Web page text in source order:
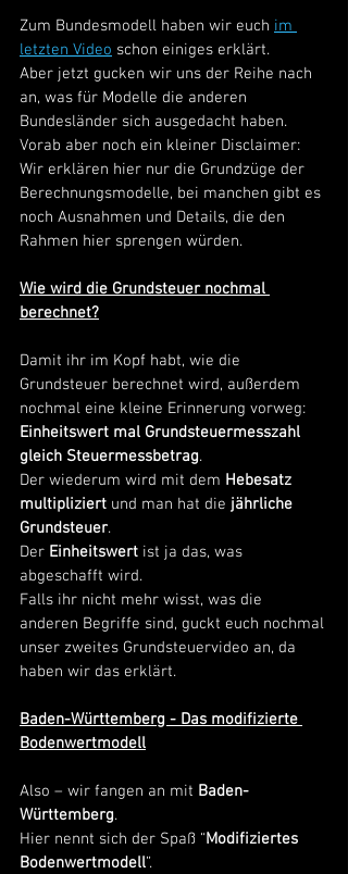
Zum Bundesmodell haben wir euch im
letzten Video schon einiges erklärt.
Aber jetzt gucken wir uns der Reihe nach
an, was für Modelle die anderen
Bundesländer sich ausgedacht haben.
Vorab aber noch ein kleiner Disclaimer:
Wir erklären hier nur die Grundzüge der
Berechnungsmodelle, bei manchen gibt es
noch Ausnahmen und Details, die den
Rahmen hier sprengen würden.
Wie wird die Grundsteuer nochmal
berechnet?
Damit ihr im Kopf habt, wie die
Grundsteuer berechnet wird, außerdem
nochmal eine kleine Erinnerung vorweg:
Einheitswert mal Grundsteuermesszahl
gleich Steuermessbetrag.
Der wiederum wird mit dem Hebesatz
multipliziert und man hat die jährliche
Grundsteuer.
Der Einheitswert ist ja das, was
abgeschafft wird.
Falls ihr nicht mehr wisst, was die
anderen Begriffe sind, guckt euch nochmal
unser zweites Grundsteuervideo an, da
haben wir das erklärt.
Baden-Württemberg - Das modifizierte
Bodenwertmodell
Also – wir fangen an mit Baden-
Württemberg.
Hier nennt sich der Spaß “Modifiziertes
Bodenwertmodell”.